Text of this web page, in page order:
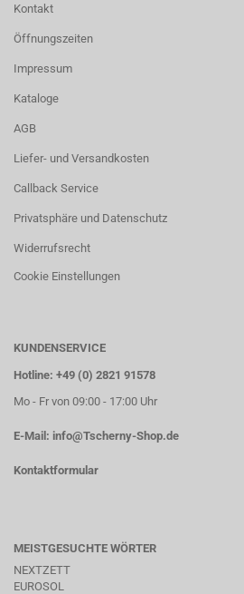
Kontakt
Öffnungszeiten
Impressum
Kataloge
AGB
Liefer- und Versandkosten
Callback Service
Privatsphäre und Datenschutz
Widerrufsrecht
Cookie Einstellungen
KUNDENSERVICE
Hotline: +49 (0) 2821 91578
Mo - Fr von 09:00 - 17:00 Uhr
E-Mail: info@Tscherny-Shop.de
Kontaktformular
MEISTGESUCHTE WÖRTER
NEXTZETT
EUROSOL